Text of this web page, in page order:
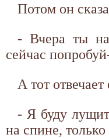
Потом он
- Вчера ты
сейчас
А тот отвечает
- Я буду
на спине,